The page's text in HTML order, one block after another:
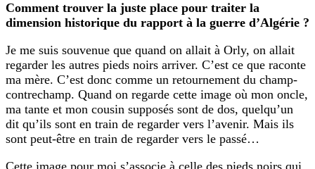
Comment trouver la juste place pour traiter la
dimension historique du rapport à la guerre d’Algérie ?
Je me suis souvenue que quand on allait à Orly, on allait
regarder les autres pieds noirs arriver. C’est ce que raconte
ma mère. C’est donc comme un retournement du champ-
contrechamp. Quand on regarde cette image où mon oncle,
ma tante et mon cousin supposés sont de dos, quelqu’un
dit qu’ils sont en train de regarder vers l’avenir. Mais ils
sont peut-être en train de regarder vers le passé…